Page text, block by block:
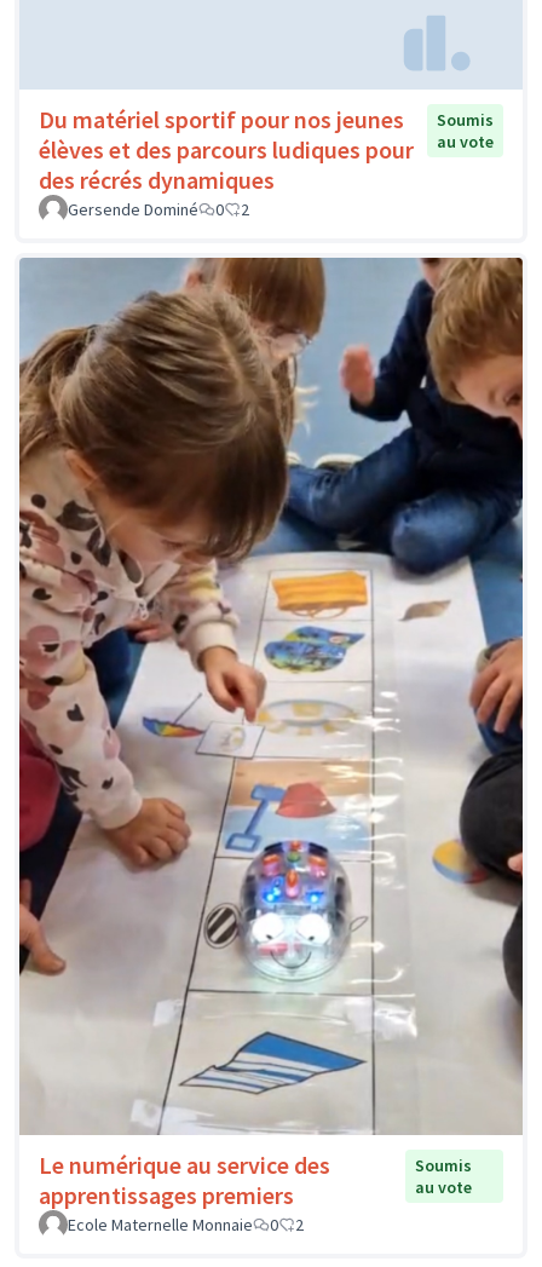
Du matériel sportif pour nos jeunes
élèves et des parcours ludiques pour
des récrés dynamiques
Soumis
au vote
Gersende Dominé 0 2
Le numérique au service des
apprentissages premiers
Soumis
au vote
Ecole Maternelle Monnaie
0 2